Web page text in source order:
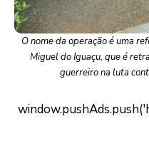
O nome da operação é uma
Miguel do Iguaçu, que é
guerreiro na luta